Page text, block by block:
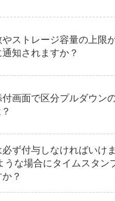
ストレージ容量の上限
知されますか？
画面で区分プルダウン
ず付与しなければいけ
うな場合にタイムスタン
？